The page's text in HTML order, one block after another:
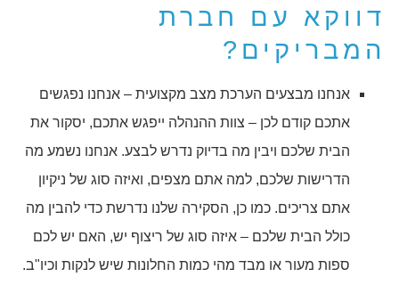
דווקא עם חברת
המבריקים?
אנחנו מבצעים הערכת מצב מקצועית – אנחנו נפגשים
אתכם קודם לכן – צוות ההנהלה ייפגש אתכם, יסקור את
הבית שלכם ויבין מה בדיוק נדרש לבצע. אנחנו נשמע מה
הדרישות שלכם, למה אתם מצפים, ואיזה סוג של ניקיון
אתם צריכים. כמו כן, הסקירה שלנו נדרשת כדי להבין מה
כולל הבית שלכם – איזה סוג של ריצוף יש, האם יש לכם
ספות מעור או מבד מהי כמות החלונות שיש לנקות וכיו"ב.